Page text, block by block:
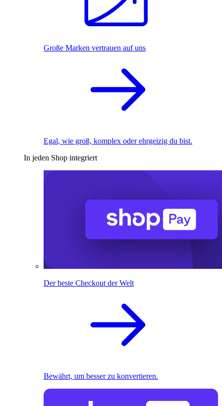
Große Marken vertrauen auf uns
Egal, wie groß, komplex oder ehrgeizig du bist.
In jeden Shop integriert
Der beste Checkout der Welt
Bewährt, um besser zu konvertieren.